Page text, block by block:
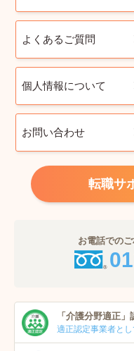
よくあるご質問
個人情報について
お問い合わせ
転職サ
お電話での
「介護分野適正」
適正認定事業者と